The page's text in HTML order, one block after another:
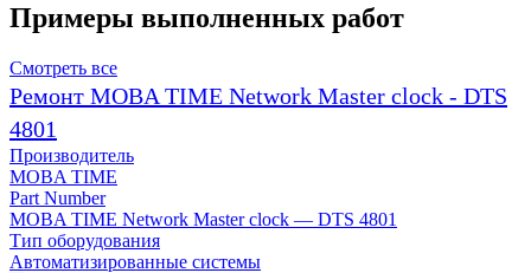
Примеры выполненных работ
Смотреть все
Ремонт MOBA TIME Network Master clock - DTS
4801
Производитель
MOBA TIME
Part Number
MOBA TIME Network Master clock — DTS 4801
Тип оборудования
Автоматизированные системы